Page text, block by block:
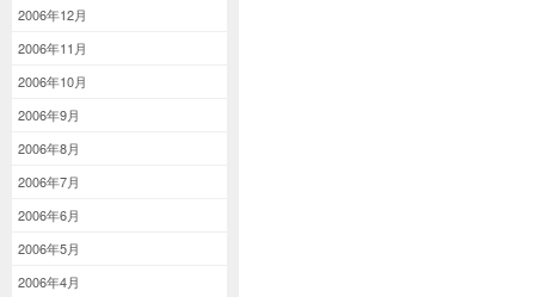
2006年12月
2006年11月
2006年10月
2006年9月
2006年8月
2006年7月
2006年6月
2006年5月
2006年4月